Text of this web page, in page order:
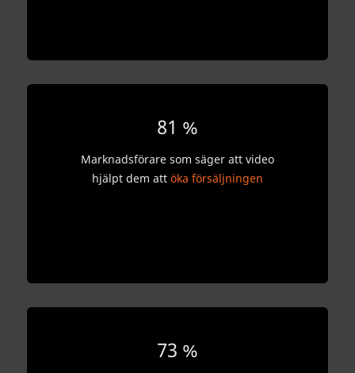
81 %
Marknadsförare som säger att video
hjälpt dem att öka försäljningen
73 %